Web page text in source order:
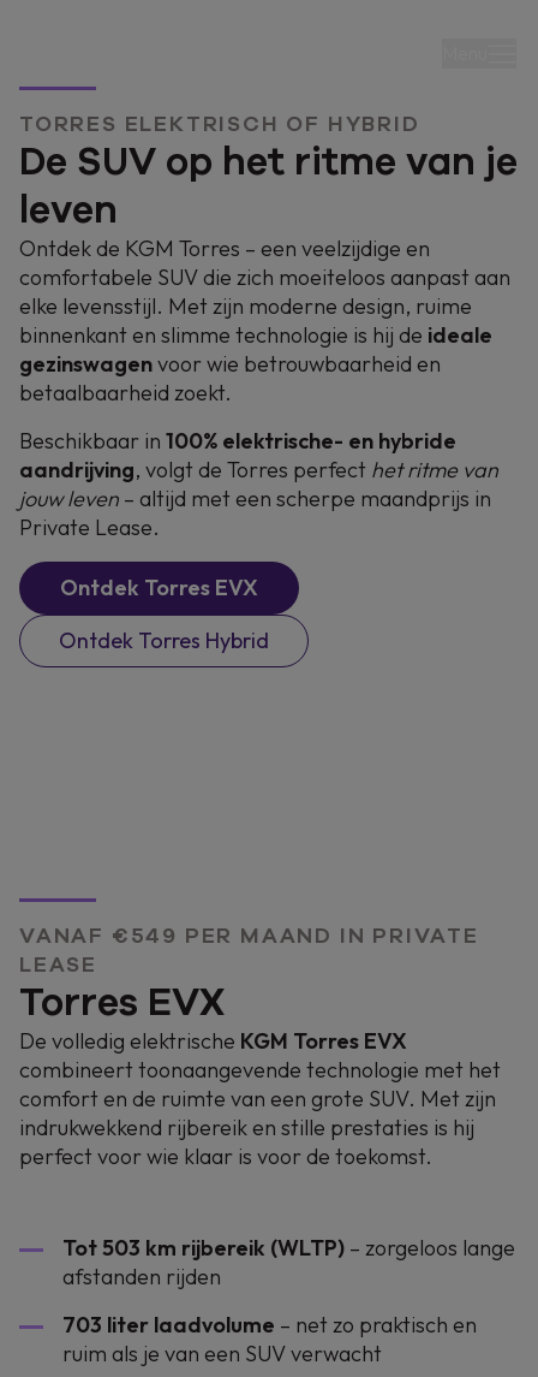
Torres
Elektrisch of Hybrid
Kies de aandrijving die bij je past.
vanaf €549/maand*
TORRES ELEKTRISCH OF HYBRID
De SUV op het ritme van je
leven
Ontdek de KGM Torres – een veelzijdige en
comfortabele SUV die zich moeiteloos aanpast aan
elke levensstijl. Met zijn moderne design, ruime
binnenkant en slimme technologie is hij de ideale
gezinswagenvoor wie betrouwbaarheid en
betaalbaarheid zoekt.
Beschikbaar in 100% elektrische- en hybride
aandrijving, volgt de Torres perfect het ritme van
jouw leven – altijd met een scherpe maandprijs in
Private Lease.
Ontdek Torres EVX
Ontdek Torres Hybrid
VANAF €549 PER MAAND IN PRIVATE
LEASE
Torres EVX
De volledig elektrische KGM Torres EVX
combineert toonaangevende technologie met het
comfort en de ruimte van een grote SUV. Met zijn
indrukwekkend rijbereik en stille prestaties is hij
perfect voor wie klaar is voor de toekomst.
Tot 503 km rijbereik (WLTP) – zorgeloos lange
afstanden rijden
703 liter laadvolume – net zo praktisch en
ruim als je van een SUV verwacht